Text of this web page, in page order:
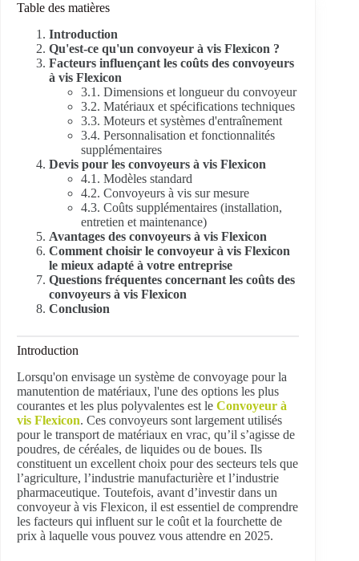
Table des matières
Introduction
Qu'est-ce qu'un convoyeur à vis Flexicon ?
Facteurs influençant les coûts des convoyeurs
à vis Flexicon
3.1. Dimensions et longueur du convoyeur
3.2. Matériaux et spécifications techniques
3.3. Moteurs et systèmes d'entraînement
3.4. Personnalisation et fonctionnalités
supplémentaires
Devis pour les convoyeurs à vis Flexicon
4.1. Modèles standard
4.2. Convoyeurs à vis sur mesure
4.3. Coûts supplémentaires (installation,
entretien et maintenance)
Avantages des convoyeurs à vis Flexicon
Comment choisir le convoyeur à vis Flexicon
le mieux adapté à votre entreprise
Questions fréquentes concernant les coûts des
convoyeurs à vis Flexicon
Conclusion
Introduction
Lorsqu'on envisage un système de convoyage pour la
manutention de matériaux, l'une des options les plus
courantes et les plus polyvalentes est le Convoyeur à
vis Flexicon. Ces convoyeurs sont largement utilisés
pour le transport de matériaux en vrac, qu’il s’agisse de
poudres, de céréales, de liquides ou de boues. Ils
constituent un excellent choix pour des secteurs tels que
l’agriculture, l’industrie manufacturière et l’industrie
pharmaceutique. Toutefois, avant d’investir dans un
convoyeur à vis Flexicon, il est essentiel de comprendre
les facteurs qui influent sur le coût et la fourchette de
prix à laquelle vous pouvez vous attendre en 2025.